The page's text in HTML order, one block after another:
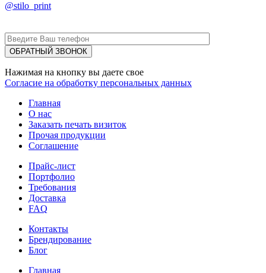
@stilo_print
Нажимая на кнопку вы даете свое
Согласие на обработку персональных данных
Главная
О нас
Заказать печать визиток
Прочая продукции
Соглашение
Прайс-лист
Портфолио
Требования
Доставка
FAQ
Контакты
Брендирование
Блог
Главная